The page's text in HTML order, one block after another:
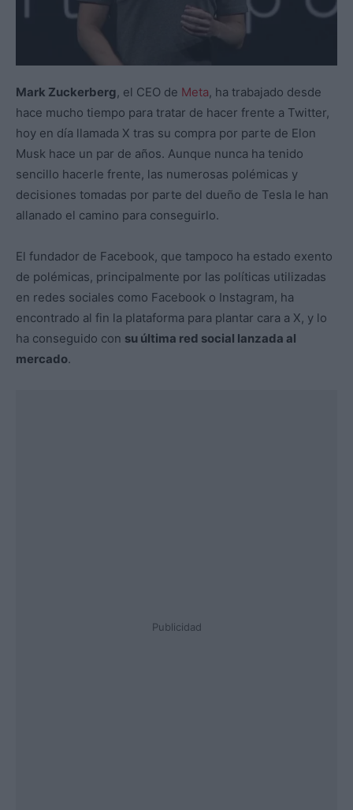
Mark Zuckerberg, el CEO de Meta, ha trabajado desde
hace mucho tiempo para tratar de hacer frente a Twitter,
hoy en día llamada X tras su compra por parte de Elon
Musk hace un par de años. Aunque nunca ha tenido
sencillo hacerle frente, las numerosas polémicas y
decisiones tomadas por parte del dueño de Tesla le han
allanado el camino para conseguirlo.
El fundador de Facebook, que tampoco ha estado exento
de polémicas, principalmente por las políticas utilizadas
en redes sociales como Facebook o Instagram, ha
encontrado al fin la plataforma para plantar cara a X, y lo
ha conseguido con su última red social lanzada al
mercado.
Publicidad